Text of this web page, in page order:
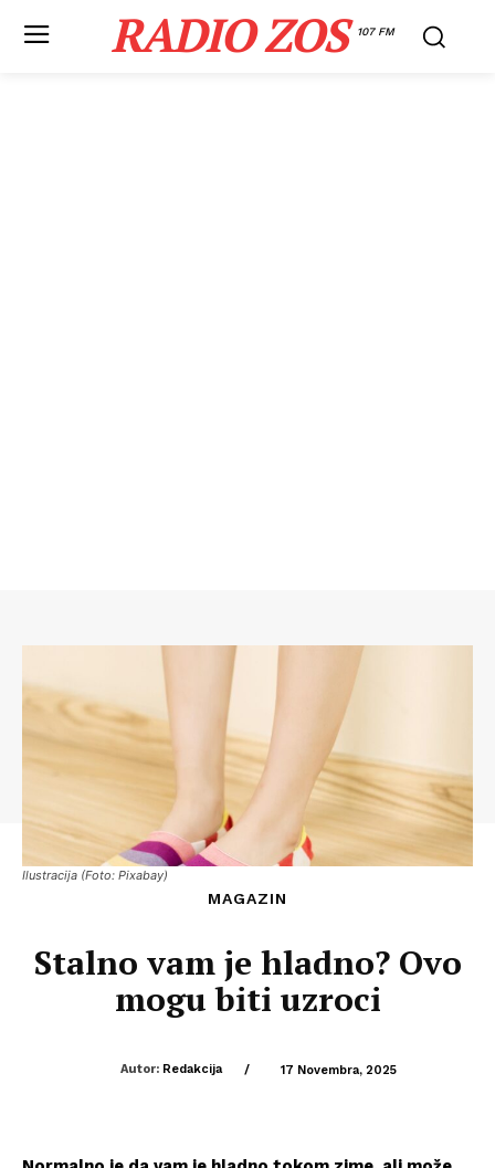
RADIO ZOS 107 FM
Ilustracija (Foto: Pixabay)
MAGAZIN
Stalno vam je hladno? Ovo
mogu biti uzroci
Autor: Redakcija / 17 Novembra, 2025